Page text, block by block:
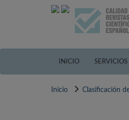
INICIO SERVICIOS
Inicio Clasificación